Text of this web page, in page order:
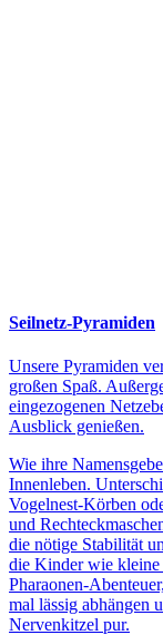
Seilnetz-Pyramiden
Unsere Pyramiden
großen Spaß.
eingezogenen
Ausblick genießen.
Wie ihre
Innenleben.
Vogelnest-Körben
und
die nötige Stabilität
die Kinder wie kleine
Pharaonen-
mal lässig abhängen
Nervenkitzel pur.